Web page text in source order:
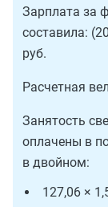
Зарплата за
составила:
руб.
Расчетная
Занятость
оплачены в
в двойном:
127,06 ×